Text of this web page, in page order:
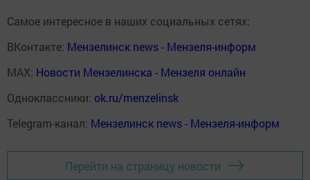
Самое интересное в наших социальных сетях:
ВКонтакте: Мензелинск news - Мензеля-информ
MAX: Новости Мензелинска - Мензеля онлайн
Одноклассники: ok.ru/menzelinsk
Telegram-канал: Мензелинск news - Мензеля-информ
Перейти на страницу новости